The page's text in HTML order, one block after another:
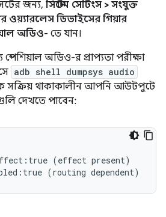
জন্য, সিস্টেম সেটিংস > সংযুক্ত
ওয়্যারলেস ডিভাইসের গিয়ার
অডিও- তে যান।
অডিও-র প্রাপ্যতা পরীক্ষা
adb shell dumpsys audio
সক্রিয় থাকাকালীন আপনি আউটপুটে
দেখতে পাবেন:
(effect present)
(routing dependent)